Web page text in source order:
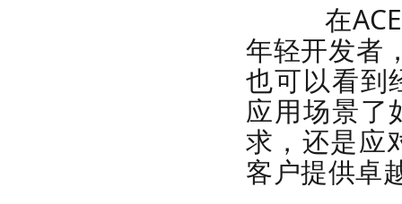
在
年轻开发者
也可以看到
应用场景了
求，还是应
客户提供卓